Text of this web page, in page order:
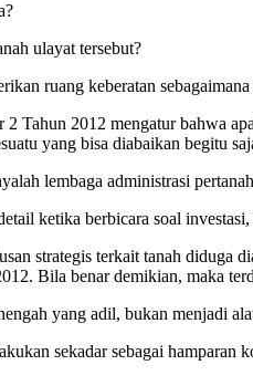
ulayat tersebut?
ruang keberatan
Tahun 2012 mengatur bahwa
yang bisa diabaikan begitu
lembaga administrasi
ketika berbicara soal
strategis terkait tanah diduga
Bila benar demikian, maka
yang adil, bukan menjadi
sekadar sebagai hamparan